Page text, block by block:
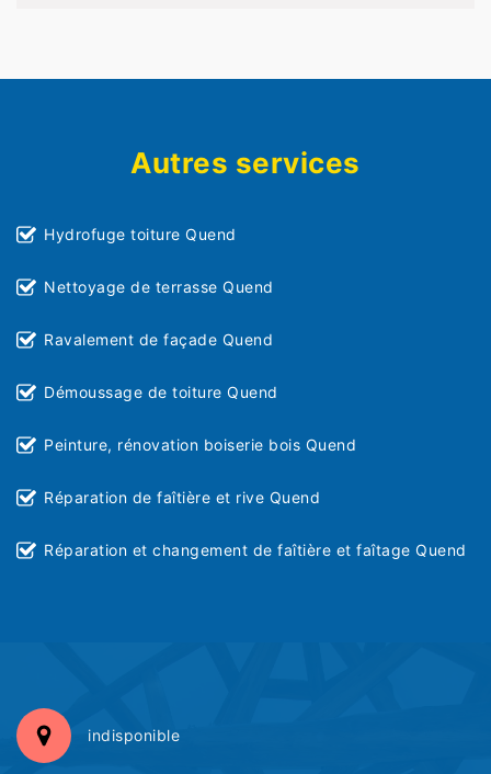
Autres services
Hydrofuge toiture Quend
Nettoyage de terrasse Quend
Ravalement de façade Quend
Démoussage de toiture Quend
Peinture, rénovation boiserie bois Quend
Réparation de faîtière et rive Quend
Réparation et changement de faîtière et faîtage Quend
indisponible